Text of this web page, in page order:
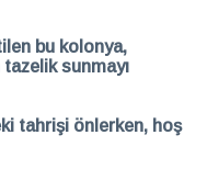
bu kolonya,
sunmayı
tahrişi önlerken, hoş